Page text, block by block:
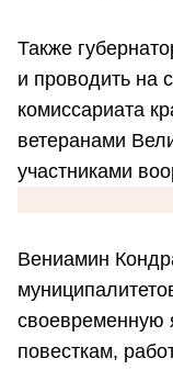
Также
и проводить на
комиссариата
ветеранами
участниками
Вениамин
своевременную
повесткам,